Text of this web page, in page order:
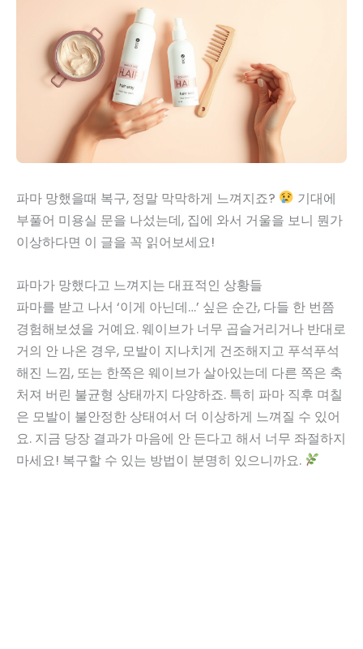
파마 망했을때 복구, 정말 막막하게 느껴지죠?
기대에
부풀어 미용실 문을 나섰는데, 집에 와서 거울을 보니 뭔가
이상하다면 이 글을 꼭 읽어보세요!
파마가 망했다고 느껴지는 대표적인 상황들
파마를 받고 나서 ‘이게 아닌데…’ 싶은 순간, 다들 한 번쯤
경험해보셨을 거예요. 웨이브가 너무 곱슬거리거나 반대로
거의 안 나온 경우, 모발이 지나치게 건조해지고 푸석푸석
해진 느낌, 또는 한쪽은 웨이브가 살아있는데 다른 쪽은 축
처져 버린 불균형 상태까지 다양하죠. 특히 파마 직후 며칠
은 모발이 불안정한 상태여서 더 이상하게 느껴질 수 있어
요. 지금 당장 결과가 마음에 안 든다고 해서 너무 좌절하지
마세요! 복구할 수 있는 방법이 분명히 있으니까요.